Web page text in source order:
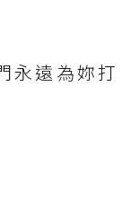
永遠為妳打